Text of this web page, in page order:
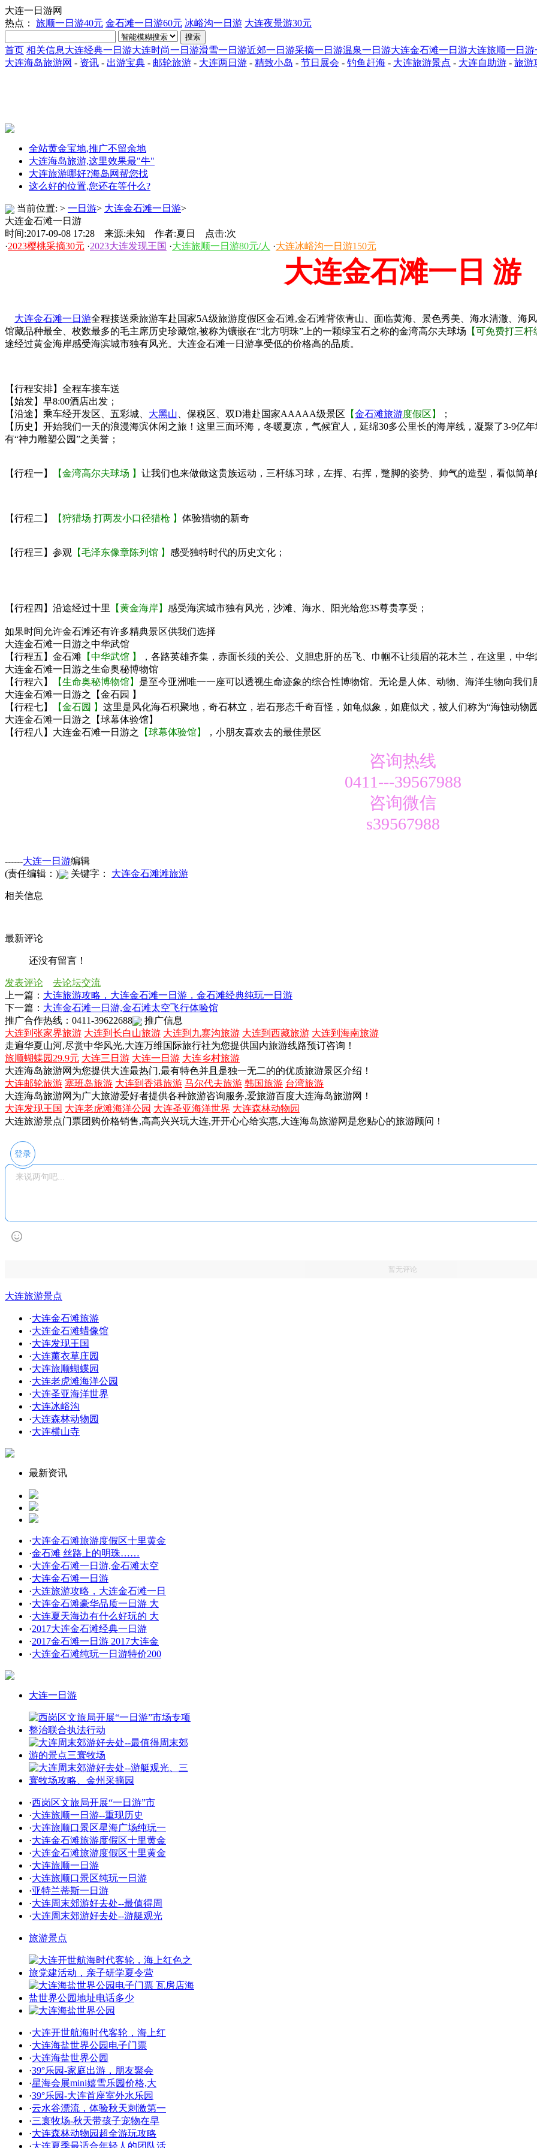
大连一日游网
热点：
旅顺一日游40元 金石滩一日游60元 冰峪沟一日游 大连夜景游30元
搜索
首页 相关信息大连经典一日游大连时尚一日游滑雪一日游近郊一日游采摘一日游温泉一日游大连金石滩一日游大连旅顺一日游
大连海岛旅游网 - 资讯 - 出游宝典 - 邮轮旅游 - 大连两日游 - 精致小岛 - 节日展会 - 钓鱼赶海 - 大连旅游景点 - 大连自助游 - 旅游
全站黄金宝地,推广不留余地
大连海岛旅游,这里效果最"牛"
大连旅游哪好?海岛网帮您找
这么好的位置,您还在等什么?
当前位置: > 一日游> 大连金石滩一日游>
大连金石滩一日游
时间:2017-09-08 17:28 来源:未知 作者:夏日 点击:次
·2023樱桃采摘30元 ·2023大连发现王国 ·大连旅顺一日游80元/人 ·大连冰峪沟一日游150元
大连金石滩一日 游
大连金石滩一日游全程接送乘旅游车赴国家5A级旅游度假区金石滩,金石滩背依青山、面临黄海、景色秀美、海水清澈、海
馆藏品种最全、枚数最多的毛主席历史珍藏馆,被称为镶嵌在“北方明珠”上的一颗绿宝石之称的金湾高尔夫球场 【可免费打三
途经过黄金海岸感受海滨城市独有风光。大连金石滩一日游享受低的价格高的品质。
【行程安排】全程车接车送
【始发】早8:00酒店出发；
【沿途】乘车经开发区、五彩城、 大黑山 、保税区、双D港赴国家AAAAA级景区 【金石滩旅游度假区】
；
【历史】开始我们一天的浪漫海滨休闲之旅！这里三面环海，冬暖夏凉，气候宜人，延绵30多公里长的海岸线，凝聚了3-9亿
有“神力雕塑公园”之美誉；
【行程一】 【金湾高尔夫球场 】 让我们也来做做这贵族运动，三杆练习球，左挥、右挥，蹩脚的姿势、帅气的造型，看似简
【行程二】 【狩猎场 打两发小口径猎枪 】 体验猎物的新奇
【行程三】参观 【毛泽东像章陈列馆 】 感受独特时代的历史文化；
【行程四】沿途经过十里 【黄金海岸】 感受海滨城市独有风光，沙滩、海水、阳光给您3S尊贵享受；
如果时间允许金石滩还有许多精典景区供我们选择
大连金石滩一日游之中华武馆
【行程五】金石滩 【中华武馆 】
，各路英雄齐集，赤面长须的关公、义胆忠肝的岳飞、巾帼不让须眉的花木兰，在这里，中
大连金石滩一日游之生命奥秘博物馆
【行程六】
【生命奥秘博物馆】 是至今亚洲唯一一座可以透视生命迹象的综合性博物馆。无论是人体、动物、海洋生物向我
大连金石滩一日游之【金石园 】
【行程七】
【金石园 】 这里是风化海石积聚地，奇石林立，岩石形态千奇百怪，如龟似象，如鹿似犬，被人们称为“海蚀动物
大连金石滩一日游之【球幕体验馆】
【行程八】大连金石滩一日游之
【球幕体验馆】 ，小朋友喜欢去的最佳景区
咨询热线
0411---39567988
咨询微信
s39567988
------大连一日游编辑
(责任编辑：)
关键字： 大连金石滩滩旅游
相关信息
最新评论
还没有留言！
发表评论
去论坛交流
上一篇： 大连旅游攻略，大连金石滩一日游，金石滩经典纯玩一日游
下一篇： 大连金石滩一日游,金石滩太空飞行体验馆
推广合作热线：0411-39622688
推广信息
大连到张家界旅游 大连到长白山旅游 大连到九寨沟旅游 大连到西藏旅游 大连到海南旅游
走遍华夏山河,尽赏中华风光,大连万维国际旅行社为您提供国内旅游线路预订咨询！
旅顺蝴蝶园29.9元 大连三日游 大连一日游 大连乡村旅游
大连海岛旅游网为您提供大连最热门,最有特色并且是独一无二的的优质旅游景区介绍！
大连邮轮旅游 塞班岛旅游 大连到香港旅游 马尔代夫旅游 韩国旅游 台湾旅游
大连海岛旅游网为广大旅游爱好者提供各种旅游咨询服务,爱旅游百度大连海岛旅游网！
大连发现王国 大连老虎滩海洋公园 大连圣亚海洋世界 大连森林动物园
大连旅游景点门票团购价格销售,高高兴兴玩大连,开开心心给实惠,大连海岛旅游网是您贴心的旅游顾问！
登录
暂无评论
大连旅游景点
·大连金石滩旅游
·大连金石滩蜡像馆
·大连发现王国
·大连薰衣草庄园
·大连旅顺蝴蝶园
·大连老虎滩海洋公园
·大连圣亚海洋世界
·大连冰峪沟
·大连森林动物园
·大连横山寺
最新资讯
·大连金石滩旅游度假区十里黄金
·金石滩 丝路上的明珠……
·大连金石滩一日游,金石滩太空
·大连金石滩一日游
·大连旅游攻略，大连金石滩一日
·大连金石滩豪华品质一日游 大
·大连夏天海边有什么好玩的 大
·2017大连金石滩经典一日游
·2017金石滩一日游 2017大连金
·大连金石滩纯玩一日游特价200
大连一日游
·西岗区文旅局开展“一日游”市
·大连旅顺一日游--重现历史
·大连旅顺口景区星海广场纯玩一
·大连金石滩旅游度假区十里黄金
·大连金石滩旅游度假区十里黄金
·大连旅顺一日游
·大连旅顺口景区纯玩一日游
·亚特兰蒂斯一日游
·大连周末郊游好去处--最值得周
·大连周末郊游好去处--游艇观光
旅游景点
·大连开世航海时代客轮，海上红
·大连海盐世界公园电子门票
·大连海盐世界公园
·39°乐园-家庭出游，朋友聚会
·星海会展mini嬉雪乐园价格,大
·39°乐园-大连首座室外水乐园
·云水谷漂流，体验秋天刺激第一
·三寰牧场-秋天带孩子宠物在早
·大连森林动物园超全游玩攻略
·大连夏季最适合年轻人的团队活